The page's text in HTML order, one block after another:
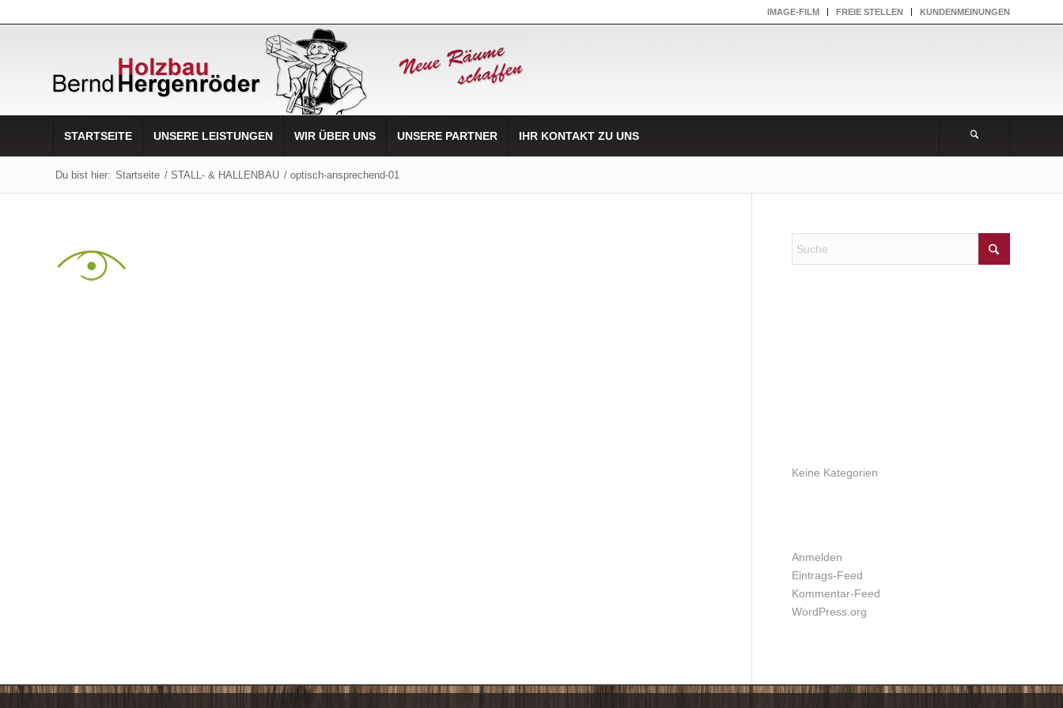
IMAGE-FILM FREIE STELLEN KUNDENMEINUNGEN
STARTSEITE UNSERE LEISTUNGEN WIR ÜBER UNS UNSERE PARTNER IHR KONTAKT ZU UNS
Du bist hier: Startseite / STALL- & HALLENBAU / optisch-ansprechend-01
Keine Kategorien
Anmelden
Eintrags-Feed
Kommentar-Feed
WordPress.org